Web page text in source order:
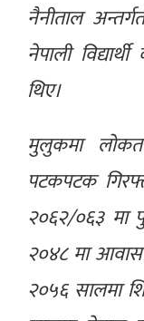
नैनीताल
नेपाली
थिए।
मुलुकमा
पटकपटक
२०६२/०६३ मा
२०४८ मा आवास
२०५६ सालमा